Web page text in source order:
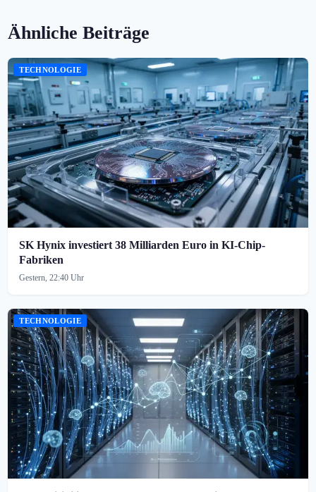
Ähnliche Beiträge
TECHNOLOGIE
SK Hynix investiert 38 Milliarden Euro in KI-Chip-
Fabriken
Gestern, 22:40 Uhr
TECHNOLOGIE